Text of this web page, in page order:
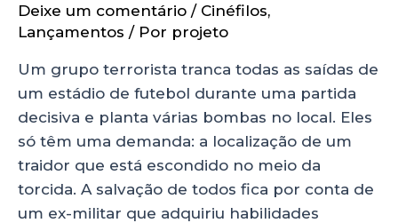
Deixe um comentário / Cinéfilos,
Lançamentos / Por projeto
Um grupo terrorista tranca todas as saídas de
um estádio de futebol durante uma partida
decisiva e planta várias bombas no local. Eles
só têm uma demanda: a localização de um
traidor que está escondido no meio da
torcida. A salvação de todos fica por conta de
um ex-militar que adquiriu habilidades